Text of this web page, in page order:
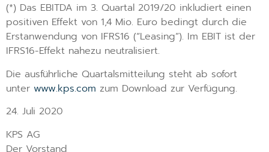
(*) Das EBITDA im 3. Quartal 2019/20 inkludiert einen
positiven Effekt von 1,4 Mio. Euro bedingt durch die
Erstanwendung von IFRS16 (“Leasing”). Im EBIT ist der
IFRS16-Effekt nahezu neutralisiert.
Die ausführliche Quartalsmitteilung steht ab sofort
unter www.kps.com zum Download zur Verfügung.
24. Juli 2020
KPS AG
Der Vorstand